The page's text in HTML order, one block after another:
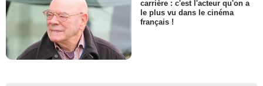
carrière : c'est l'acteur qu'on a
le plus vu dans le cinéma
français !